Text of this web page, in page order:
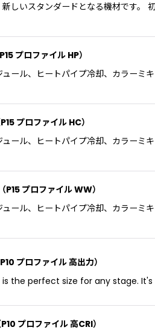
しいスタンダードとなる機材です。
プロファイル HP）
ール、ヒートパイプ冷却、カラーミ
プロファイル HC）
ール、ヒートパイプ冷却、カラーミ
プロファイル WW）
ール、ヒートパイプ冷却、カラーミ
プロファイル 高出力）
is the perfect size for any stage.
プロファイル 高CRI）